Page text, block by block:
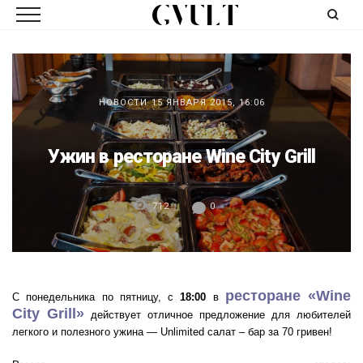
НОВОСТИ 15 ЯНВАРЯ 2015, 16:06
Ужин в ресторане Wine City Grill
712 0
С понедельника по пятницу, с18:00 в ресторане «Wine
City Grill» действует отличное предложение для любителей
легкого и полезного ужина — Unlimited салат – бар за 70 гривен!